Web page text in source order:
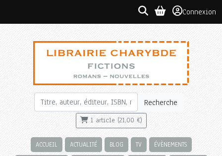
Connexion
Recherche
1 article (21,00 €)
ACCUEIL ACTUALITÉ BLOG TV ÉVÈNEMENTS